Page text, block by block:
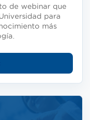
de webinar que
para
más